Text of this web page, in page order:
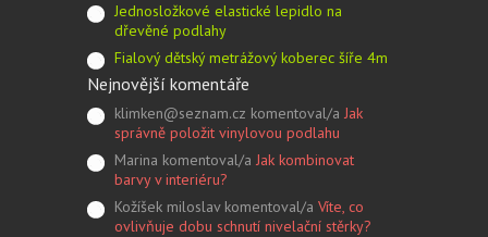
Jednosložkové elastické lepidlo na
dřevěné podlahy
Fialový dětský metrážový koberec šíře 4m
Nejnovější komentáře
klimken@seznam.cz komentoval/a Jak
správně položit vinylovou podlahu
Marina komentoval/a Jak kombinovat
barvy v interiéru?
Kožíšek miloslav komentoval/a Víte, co
ovlivňuje dobu schnutí nivelační stěrky?